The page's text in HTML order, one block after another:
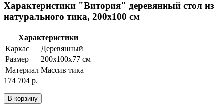
Характеристики "Витория" деревянный стол из
натурального тика, 200х100 см
Характеристики
Каркас
Деревянный
Размер
200х100х77 см
Материал Массив тика
174 704 р.
В корзину